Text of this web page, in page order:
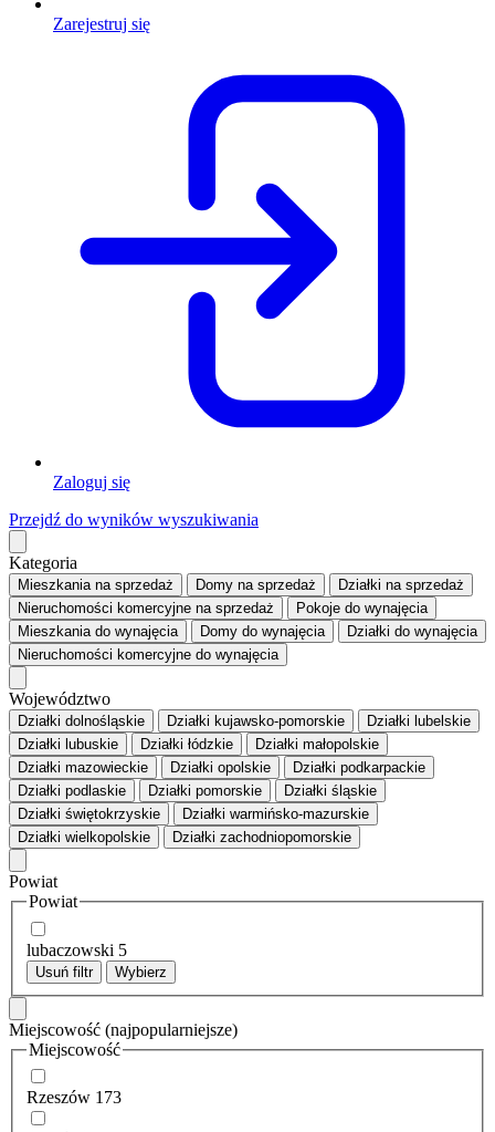
Zarejestruj się
Zaloguj się
Przejdź do wyników wyszukiwania
Kategoria
Mieszkaniana sprzedaż Domy na sprzedaż Działki na sprzedaż
Nieruchomości komercyjne na sprzedaż Pokoje do wynajęcia
Mieszkaniado wynajęcia Domy do wynajęcia Działki do wynajęcia
Nieruchomości komercyjne do wynajęcia
Województwo
Działki dolnośląskie Działki kujawsko-pomorskie
Działki lubelskie
Działki lubuskie
Działki łódzkie
Działki małopolskie
Działki mazowieckie
Działki opolskie
Działki podkarpackie
Działki podlaskie
Działki pomorskie
Działki śląskie
Działki świętokrzyskie
Działki warmińsko-mazurskie
Działki wielkopolskie
Działki zachodniopomorskie
Powiat
Powiat
lubaczowski 5
Usuń filtr Wybierz
Miejscowość (najpopularniejsze)
Miejscowość
Rzeszów 173